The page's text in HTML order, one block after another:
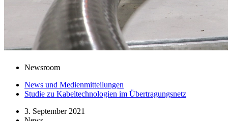
Newsroom
News und Medienmitteilungen
Studie zu Kabeltechnologien im Übertragungsnetz
3. September 2021